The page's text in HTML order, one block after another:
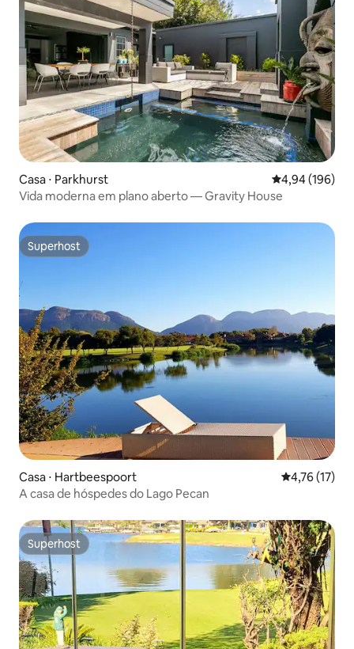
Casa ⋅ Parkhurst 4,94 de uma
4,94 (196)
Vida moderna em plano aberto — Gravity House
Superhost
Superhost
Casa ⋅ Hartbeespoort 4,76 de uma
4,76 (17)
A casa de hóspedes do Lago Pecan
Superhost
Superhost